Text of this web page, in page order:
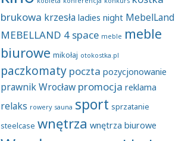
brukowa krzesła ladies night MebelLand
MEBELLAND 4 space meble meble
biurowe mikołaj otokostka.pl
paczkomaty poczta pozycjonowanie
prawnik Wrocław promocja reklama
relaks rowery sauna sport sprzatanie
steelcase wnętrza wnętrza biurowe